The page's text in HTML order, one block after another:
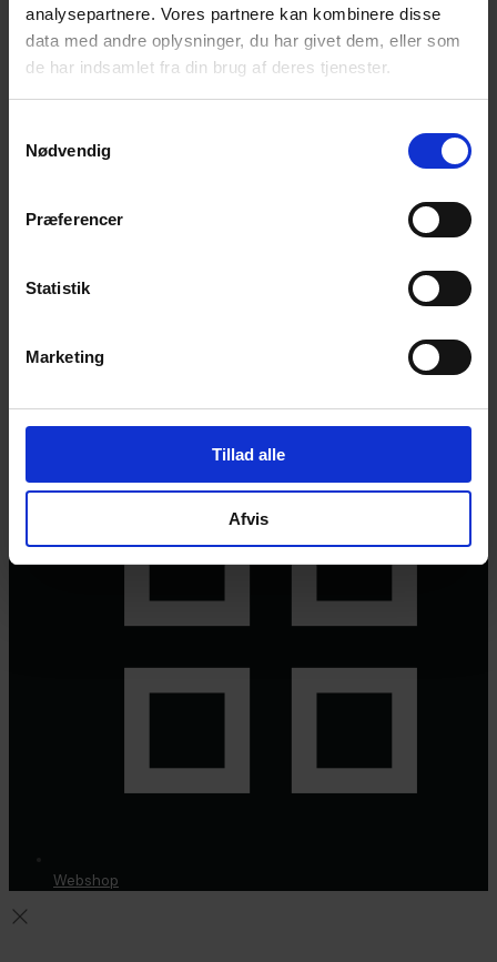
analysepartnere. Vores partnere kan kombinere disse
data med andre oplysninger, du har givet dem, eller som
de har indsamlet fra din brug af deres tjenester.
Nødvendig
Præferencer
Statistik
Marketing
Tillad alle
Afvis
inspiration direkte i din indbakke.
Webshop